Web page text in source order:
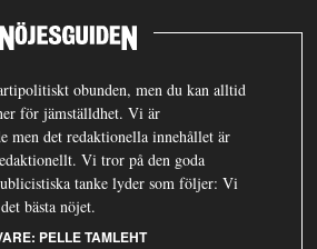
obunden, men du kan alltid
för jämställdhet. Vi är
men det redaktionella innehållet är
Vi tror på den goda
tanke lyder som följer: Vi
bästa nöjet.
PELLE TAMLEHT